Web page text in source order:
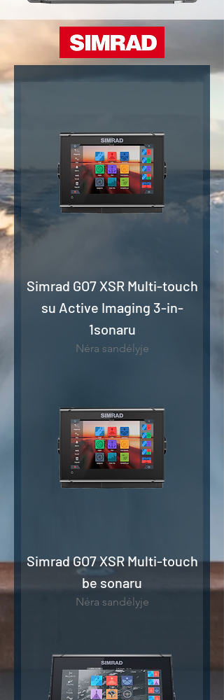
Simrad GO7 XSR Multi-touch
su Active Imaging 3-in-
1sonaru
Nėra sandėlyje
Simrad GO7 XSR Multi-touch
be sonaru
Nėra sandėlyje